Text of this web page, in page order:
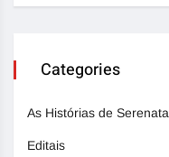
Categories
As Histórias de Serenata
Editais